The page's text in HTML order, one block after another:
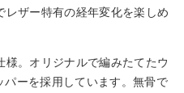
レザー特有の経年変化を楽しめ
。オリジナルで編みたてたウ
ーを採用しています。無骨で